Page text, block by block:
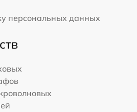
персональных данных